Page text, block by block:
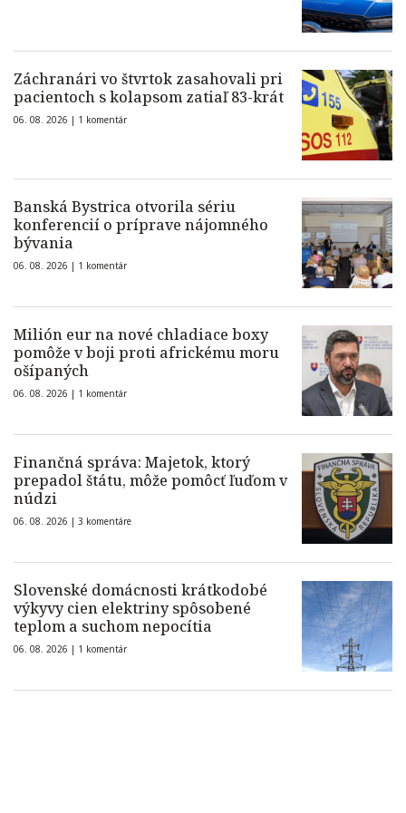
Záchranári vo štvrtok zasahovali pri
pacientoch s kolapsom zatiaľ 83-krát
06. 08. 2026 | 1 komentár
Banská Bystrica otvorila sériu
konferencií o príprave nájomného
bývania
06. 08. 2026 | 1 komentár
Milión eur na nové chladiace boxy
pomôže v boji proti africkému moru
ošípaných
06. 08. 2026 | 1 komentár
Finančná správa: Majetok, ktorý
prepadol štátu, môže pomôcť ľuďom v
núdzi
06. 08. 2026 | 3 komentáre
Slovenské domácnosti krátkodobé
výkyvy cien elektriny spôsobené
teplom a suchom nepocítia
06. 08. 2026 | 1 komentár